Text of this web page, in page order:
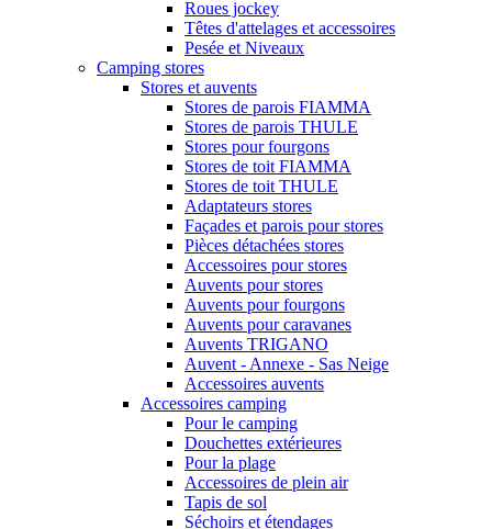
Roues jockey
Têtes d'attelages et accessoires
Pesée et Niveaux
Camping stores
Stores et auvents
Stores de parois FIAMMA
Stores de parois THULE
Stores pour fourgons
Stores de toit FIAMMA
Stores de toit THULE
Adaptateurs stores
Façades et parois pour stores
Pièces détachées stores
Accessoires pour stores
Auvents pour stores
Auvents pour fourgons
Auvents pour caravanes
Auvents TRIGANO
Auvent - Annexe - Sas Neige
Accessoires auvents
Accessoires camping
Pour le camping
Douchettes extérieures
Pour la plage
Accessoires de plein air
Tapis de sol
Séchoirs et étendages